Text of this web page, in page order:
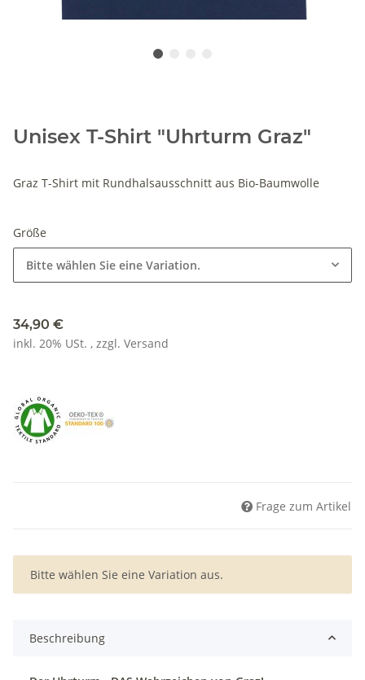
Unisex T-Shirt "Uhrturm Graz"
Graz T-Shirt mit Rundhalsausschnitt aus Bio-Baumwolle
Größe
Bitte wählen Sie eine Variation.
34,90 €
inkl. 20% USt. , zzgl. Versand
Frage zum Artikel
x
Bitte wählen Sie eine Variation aus.
Beschreibung